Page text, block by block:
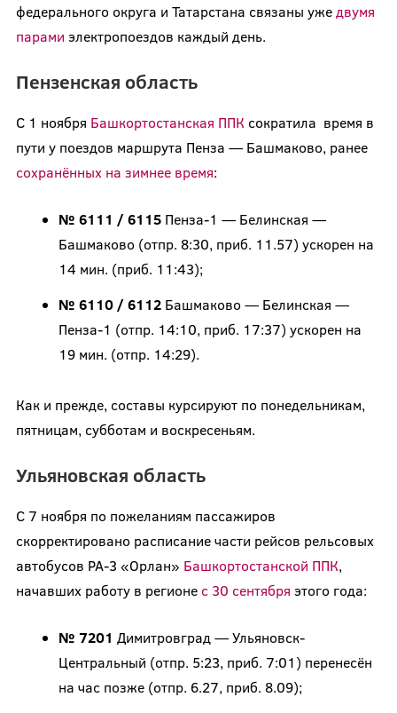
федерального округа и Татарстана связаны уже двумя
парами электропоездов каждый день.
Пензенская область
С 1 ноября Башкортостанская ППК сократила время в
пути у поездов маршрута Пенза — Башмаково, ранее
сохранённых на зимнее время:
№ 6111 / 6115Пенза-1 — Белинская —
Башмаково (отпр. 8:30, приб. 11.57) ускорен на
14 мин. (приб. 11:43);
№ 6110 / 6112Башмаково — Белинская —
Пенза-1 (отпр. 14:10, приб. 17:37) ускорен на
19 мин. (отпр. 14:29).
Как и прежде, составы курсируют по понедельникам,
пятницам, субботам и воскресеньям.
Ульяновская область
С 7 ноября по пожеланиям пассажиров
скорректировано расписание части рейсов рельсовых
автобусов РА-3 «Орлан» Башкортостанской ППК,
начавших работу в регионе с 30 сентября этого года:
№ 7201 Димитровград — Ульяновск-
Центральный (отпр. 5:23, приб. 7:01) перенесён
на час позже (отпр. 6.27, приб. 8.09);